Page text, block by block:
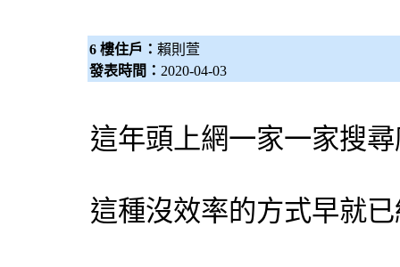
6 樓住戶： 賴則萱
發表時間： 2020-04-03
這年頭上網一家一家搜
這種沒效率的方式早就